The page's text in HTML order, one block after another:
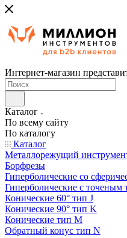
Интернет-магазин
Каталог
По всему сайту
По каталогу
Каталог
Металлорежущий
Борфрезы
Гиперболические cо
Гиперболические с точеным
Конические 60° тип J
Конические 90° тип K
Конические тип M
Обратный конус тип N